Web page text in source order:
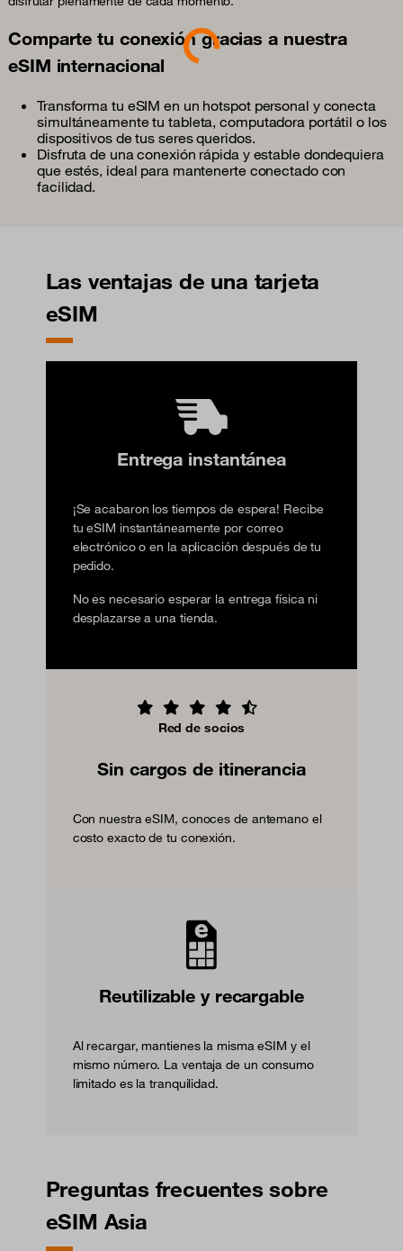
Comparte tu conexión gracias a nuestra
eSIM internacional
Transforma tu eSIM en un hotspot personal y conecta
simultáneamente tu tableta, computadora portátil o los
dispositivos de tus seres queridos.
Disfruta de una conexión rápida y estable dondequiera
que estés, ideal para mantenerte conectado con
facilidad.
Las ventajas de una tarjeta
eSIM
Entrega instantánea
¡Se acabaron los tiempos de espera! Recibe
tu eSIM instantáneamente por correo
electrónico o en la aplicación después de tu
pedido.
No es necesario esperar la entrega física ni
desplazarse a una tienda.
Red de socios
Sin cargos de itinerancia
Con nuestra eSIM, conoces de antemano el
costo exacto de tu conexión.
Reutilizable y recargable
Al recargar, mantienes la misma eSIM y el
mismo número. La ventaja de un consumo
limitado es la tranquilidad.
Preguntas frecuentes sobre
eSIM Asia
Loading...